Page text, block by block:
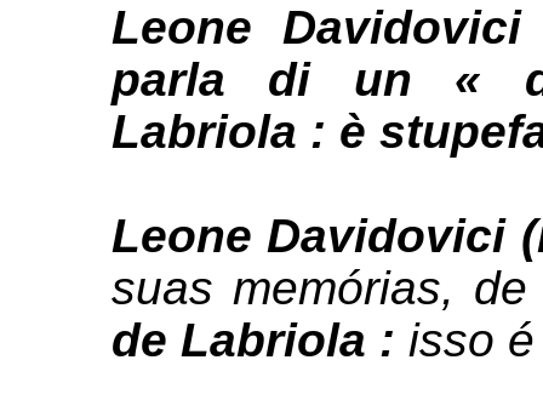
Leone
parla di un «
Labriola : è
Leone Davidovici
suas memórias,
de Labriola : isso